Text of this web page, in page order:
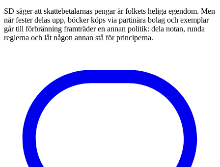
SD säger att skattebetalarnas pengar är folkets heliga egendom. Men
när fester delas upp, böcker köps via partinära bolag och exemplar
går till förbränning framträder en annan politik: dela notan, runda
reglerna och låt någon annan stå för principerna.